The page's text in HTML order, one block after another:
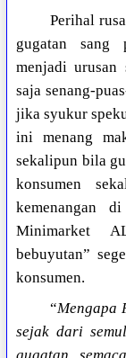
Perihal
gugatan sang
menjadi urusan
saja senang-
jika syukur
ini menang
sekalipun bila
konsumen
kemenangan
Minimarket
bebuyutan”
konsumen.
“Mengapa
sejak dari